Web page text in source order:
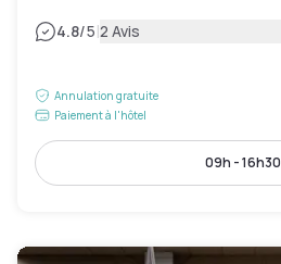
4.8/5|2 Avis
Annulation gratuite
Paiement à l'hôtel
09h - 16h30